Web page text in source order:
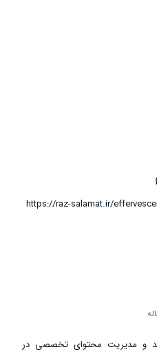
در تولید و مدیریت محتوای تخصصی در